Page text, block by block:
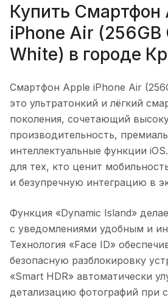
Купить Смартфон
iPhone Air (256GB
White) в городе
Смартфон Apple iPhone Air
это ультратонкий и лёгкий
поколения, сочетающий
производительность,
интеллектуальные функции
для тех, кто ценит
и безупречную интеграцию в
Функция «Dynamic Island»
с уведомлениями удобным и
Технология «Face ID»
безопасную разблокировку
«Smart HDR» автоматически
детализацию фотографий при